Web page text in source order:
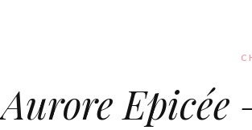
Aurore